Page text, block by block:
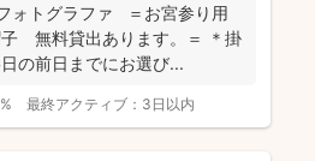
ォトグラファ ＝お宮参り用
無料貸出あります。＝ ＊掛
の前日までにお選び...
最終アクティブ： 3日以内